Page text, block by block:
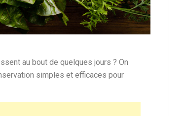
au bout de quelques jours ? On
simples et efficaces pour